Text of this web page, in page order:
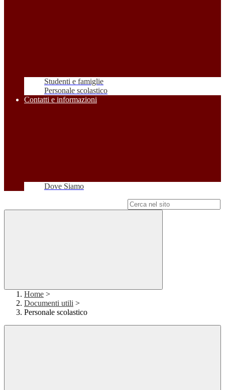
Studenti e famiglie
Personale scolastico
Contatti e informazioni
Dove Siamo
Home >
Documenti utili >
Personale scolastico